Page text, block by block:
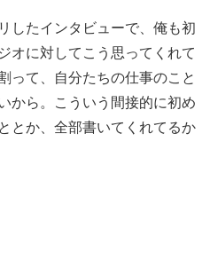
したインタビューで、俺も初
オに対してこう思ってくれて
って、自分たちの仕事のこと
から。こういう間接的に初め
とか、全部書いてくれてるか